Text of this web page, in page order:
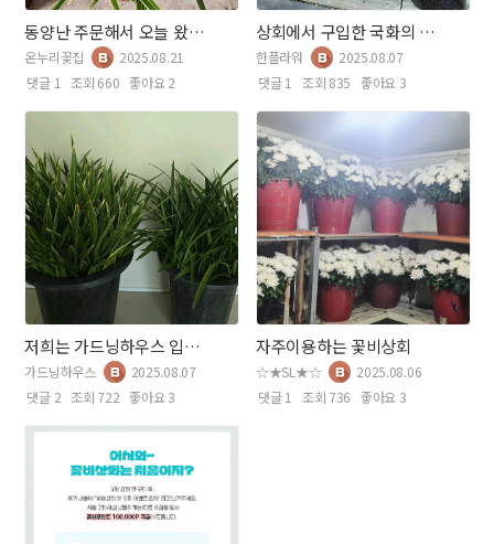
동양난 주문해서 오늘 왔어요~~~
온누리꽃집
2025.08.21
댓글 1
조회 660 좋아요 2
상회에서 구입한 국화의 화형이 넘 예뻐요~
한플라워
2025.08.07
댓글 1
조회 835 좋아요 3
저희는 가드닝하우스 입니다 ^^
가드닝하우스
2025.08.07
댓글 2 조회 722 좋아요 3
자주이용하는 꽃비상회
☆★SL★☆
2025.08.06
댓글 1
조회 736 좋아요 3